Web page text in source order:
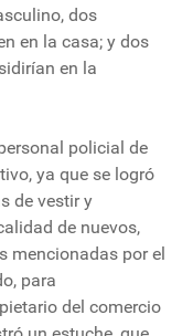
dos
en la casa; y dos
en la
policial de
ya que se logró
de vestir y
de nuevos,
mencionadas por el
para
del comercio